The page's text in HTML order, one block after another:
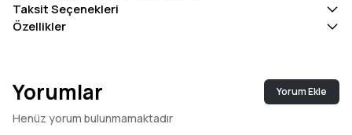
Taksit Seçenekleri
Özellikler
Yorumlar Yorum Ekle
Henüz yorum bulunmamaktadır